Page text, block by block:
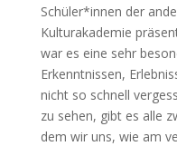
Schüler*innen der
Kulturakademie
war es eine sehr
Erkenntnissen,
nicht so schnell
zu sehen, gibt es alle
dem wir uns, wie am